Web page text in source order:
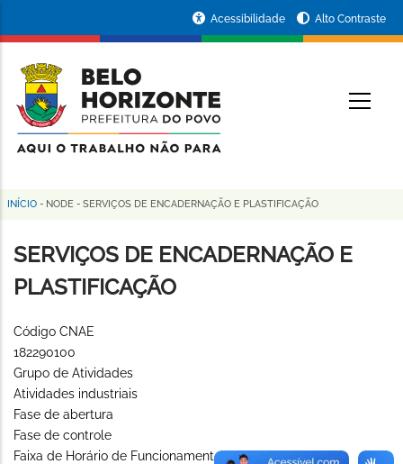
conteúdo
principal
da
Prefeitura
de
Horizonte
Acessibilidade Alto Contraste
Trilha
de
navegação
INÍCIO - NODE - SERVIÇOS DE ENCADERNAÇÃO E PLASTIFICAÇÃO
SERVIÇOS DE ENCADERNAÇÃO E
PLASTIFICAÇÃO
Código CNAE
182290100
Grupo de Atividades
Atividades industriais
Fase de abertura
Fase de controle
Faixa de Horário de Funcionamento (Long)